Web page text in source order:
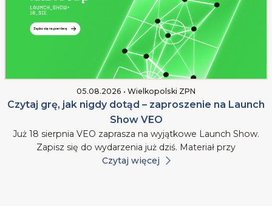
05.08.2026 • Wielkopolski ZPN
Czytaj grę, jak nigdy dotąd – zaproszenie na Launch
Show VEO
Już 18 sierpnia VEO zaprasza na wyjątkowe Launch Show.
Zapisz się do wydarzenia już dziś. Materiał przy
Czytaj więcej